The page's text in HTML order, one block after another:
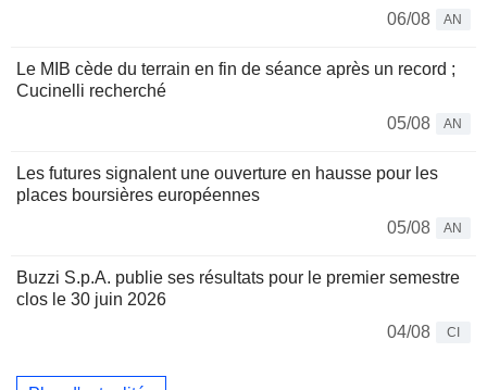
06/08
AN
Le MIB cède du terrain en fin de séance après un record ;
Cucinelli recherché
05/08
AN
Les futures signalent une ouverture en hausse pour les
places boursières européennes
05/08
AN
Buzzi S.p.A. publie ses résultats pour le premier semestre
clos le 30 juin 2026
04/08
CI